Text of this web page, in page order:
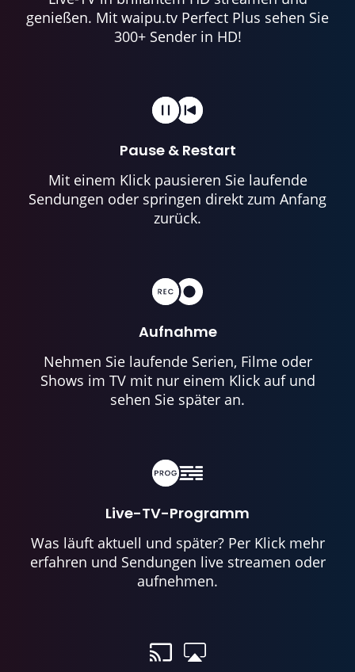
genießen. Mit waipu.tv Perfect Plus sehen Sie
300+ Sender in HD!
Pause & Restart
Mit einem Klick pausieren Sie laufende
Sendungen oder springen direkt zum Anfang
zurück.
Aufnahme
Nehmen Sie laufende Serien, Filme oder
Shows im TV mit nur einem Klick auf und
sehen Sie später an.
Live-TV-Programm
Was läuft aktuell und später? Per Klick mehr
erfahren und Sendungen live streamen oder
aufnehmen.